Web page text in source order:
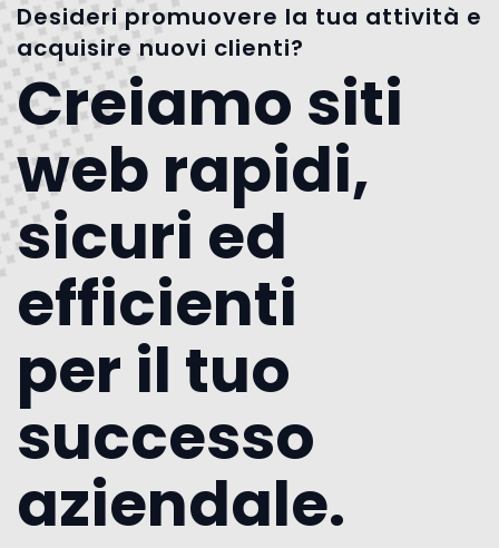
Desideri promuovere la tua attività e
acquisire nuovi clienti?
Creiamo siti
web rapidi,
sicuri ed
efficienti
per il tuo
successo
aziendale.